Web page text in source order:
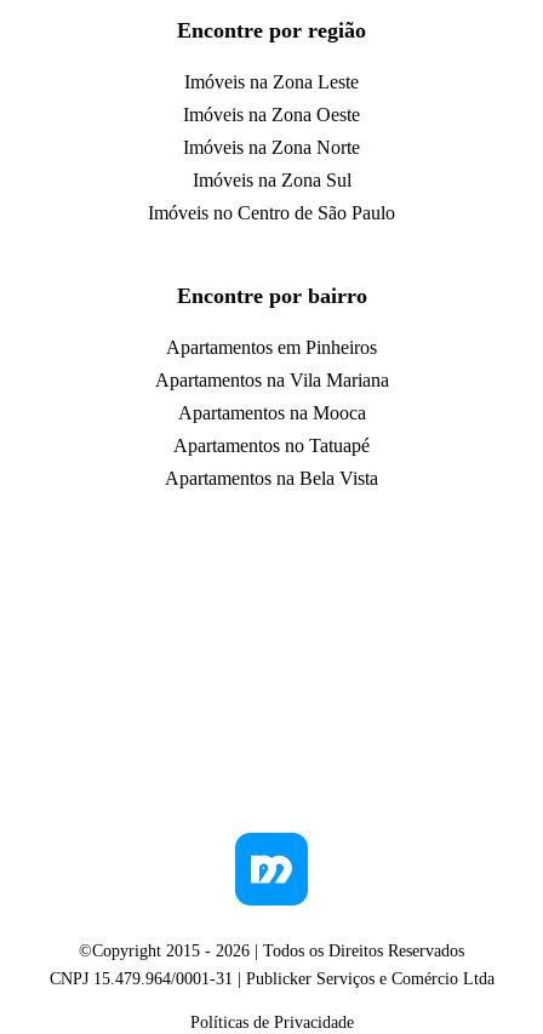
Encontre por região
Imóveis na Zona Leste
Imóveis na Zona Oeste
Imóveis na Zona Norte
Imóveis na Zona Sul
Imóveis no Centro de São Paulo
Encontre por bairro
Apartamentos em Pinheiros
Apartamentos na Vila Mariana
Apartamentos na Mooca
Apartamentos no Tatuapé
Apartamentos na Bela Vista
©Copyright 2015 - 2026 | Todos os Direitos Reservados
CNPJ 15.479.964/0001-31 | Publicker Serviços e Comércio Ltda
Políticas de Privacidade